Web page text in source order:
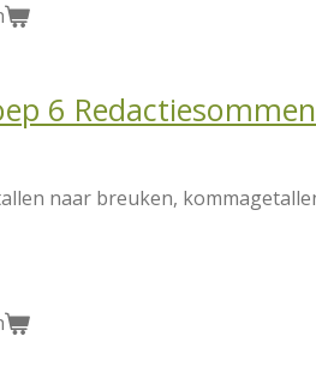
6
naar breuken,